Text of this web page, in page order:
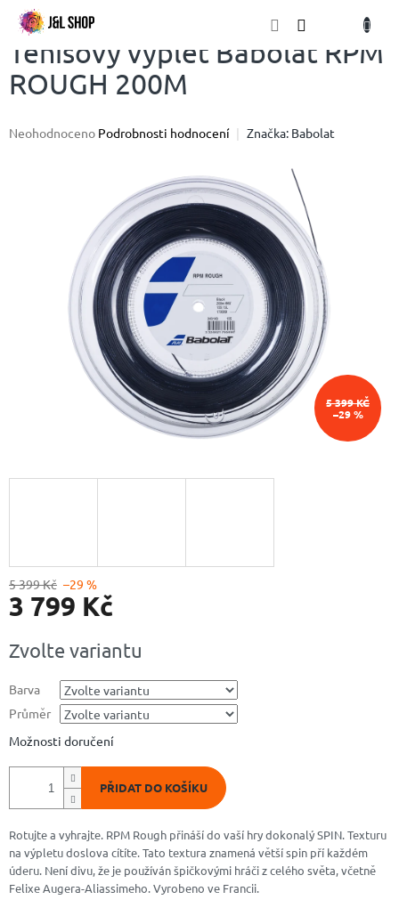
Přejít
obsahTenisový výplet Babolat RPM
ROUGH 200M
Průměrné
Neohodnoceno Podrobnosti hodnocení Značka: Babolat
5 399 KČ
–29 %
5 399 Kč –29 %
3 799 Kč
cena:
Zvolte variantu
Barva
Průměr
Možnosti doručení
PŘIDAT DO KOŠÍKU
Rotujte a vyhrajte. RPM Rough přináší do vaší hry dokonalý SPIN. Texturu
na výpletu doslova cítíte. Tato textura znamená větší spin pří každém
úderu. Není divu, že je používán špičkovými hráči z celého světa, včetně
Felixe Augera-Aliassimeho. Vyrobeno ve Francii.